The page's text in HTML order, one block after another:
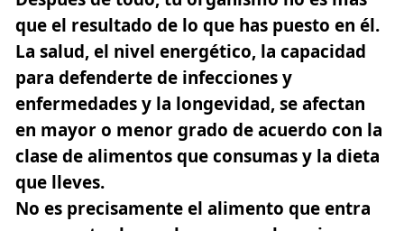
que el resultado de lo que has puesto en él.
La salud, el nivel energético, la capacidad
para defenderte de infecciones y
enfermedades y la longevidad, se afectan
en mayor o menor grado de acuerdo con la
clase de alimentos que consumas y la dieta
que lleves.
No es precisamente el alimento que entra